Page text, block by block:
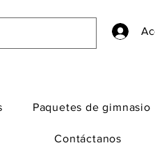
Paquetes de gimnasio
Contáctanos